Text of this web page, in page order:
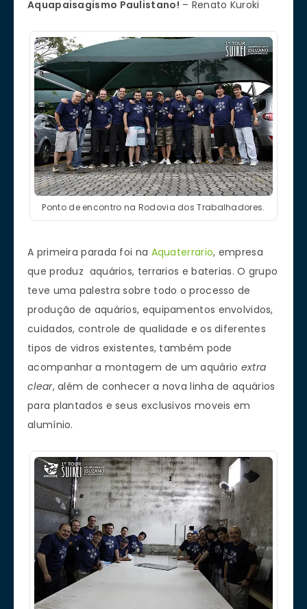
Aquapaisagismo Paulistano! – Renato Kuroki
Ponto de encontro na Rodovia dos Trabalhadores.
A primeira parada foi na Aquaterrario, empresa
que produz aquários, terrarios e baterias. O grupo
teve uma palestra sobre todo o processo de
produção de aquários, equipamentos envolvidos,
cuidados, controle de qualidade e os diferentes
tipos de vidros existentes, também pode
acompanhar a montagem de um aquário extra
clear, além de conhecer a nova linha de aquários
para plantados e seus exclusivos moveis em
alumínio.